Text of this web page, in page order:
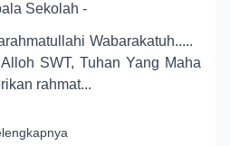
Sekolah -
Wabarakatuh.....
SWT, Tuhan Yang Maha
rahmat...